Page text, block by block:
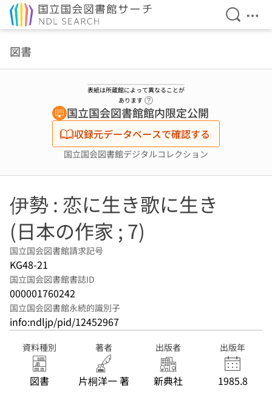
検索を
メ
図書
表紙は所蔵館によって異なることが
あります
国立国会図書館館内限定公開
収録元データベースで確認する
国立国会図書館デジタルコレクション
伊勢 : 恋に生き歌に生き
(日本の作家 ; 7)
国立国会図書館請求記号
KG48-21
国立国会図書館書誌ID
000001760242
国立国会図書館永続的識別子
info:ndljp/pid/12452967
資料種別
図書
著者
片桐洋一 著
出版者
新典社
出版年
1985.8